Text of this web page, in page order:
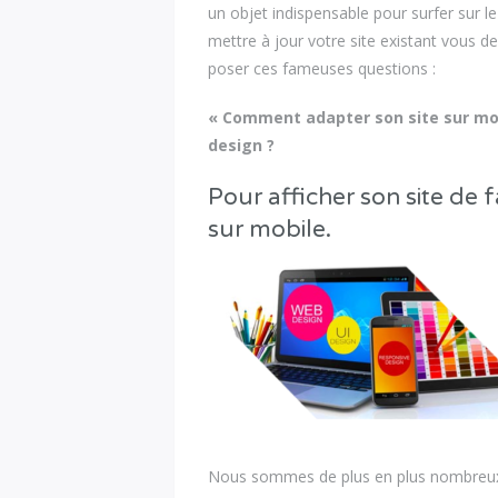
un objet indispensable pour surfer sur
mettre à jour votre site existant vous
poser ces fameuses questions :
« Comment adapter son site sur
design ?
Pour afficher son site de
sur mobile.
Nous sommes de plus en plus